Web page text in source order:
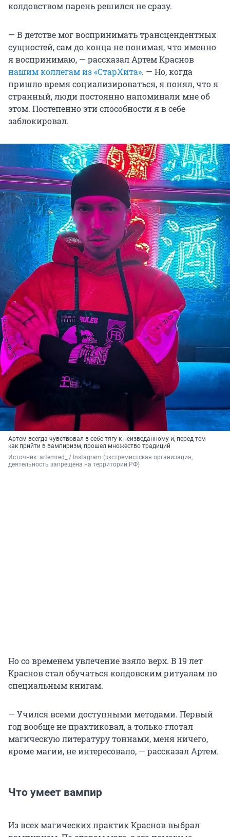
колдовством парень решился не сразу.
— В детстве мог воспринимать трансцендентных
сущностей, сам до конца не понимая, что именно
я воспринимаю, — рассказал Артем Краснов
нашим коллегам из «СтарХита». — Но, когда
пришло время социализироваться, я понял, что я
странный, люди постоянно напоминали мне об
этом. Постепенно эти способности я в себе
заблокировал.
Артем всегда чувствовал в себе тягу к неизведанному и, перед тем
как прийти в вампиризм, прошел множество традиций
Источник: artemred_ / Instagram (экстремистская организация,
деятельность запрещена на территории РФ)
Но со временем увлечение взяло верх. В 19 лет
Краснов стал обучаться колдовским ритуалам по
специальным книгам.
— Учился всеми доступными методами. Первый
год вообще не практиковал, а только глотал
магическую литературу тоннами, меня ничего,
кроме магии, не интересовало, — рассказал Артем.
Что умеет вампир
Из всех магических практик Краснов выбрал